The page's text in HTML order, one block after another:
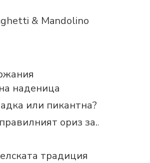
& Mandolino
наденица
или пикантна?
ориз за...
традиция